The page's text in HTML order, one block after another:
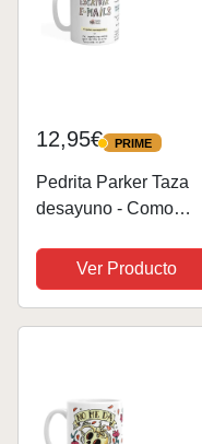
12,95€ PRIME
PRIME
Pedrita Parker Taza
desayuno - Como
Taza cerámica de 33cl
Ver Producto